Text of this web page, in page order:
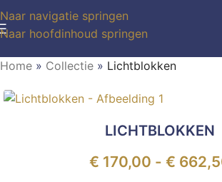
Naar navigatie springen
Naar hoofdinhoud springen
Home » Collectie » Lichtblokken
LICHTBLOKKEN
€ 170,00 - €